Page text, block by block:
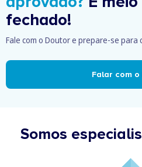
fechado!
Fale com o Doutor e prepare-se para
Falar com
Somos